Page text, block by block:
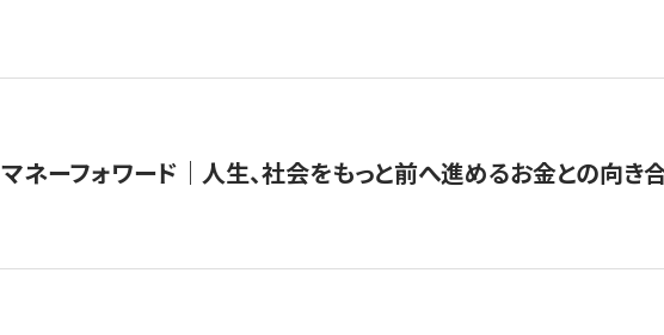
マネーフォワード｜人生、社会をもっと前へ進めるお金との向き